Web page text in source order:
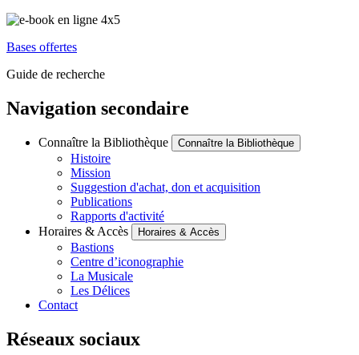
Bases offertes
Guide de recherche
Navigation secondaire
Connaître la Bibliothèque Connaître la Bibliothèque
Histoire
Mission
Suggestion d'achat, don et acquisition
Publications
Rapports d'activité
Horaires & Accès
Horaires & Accès
Bastions
Centre d’iconographie
La Musicale
Les Délices
Contact
Réseaux sociaux